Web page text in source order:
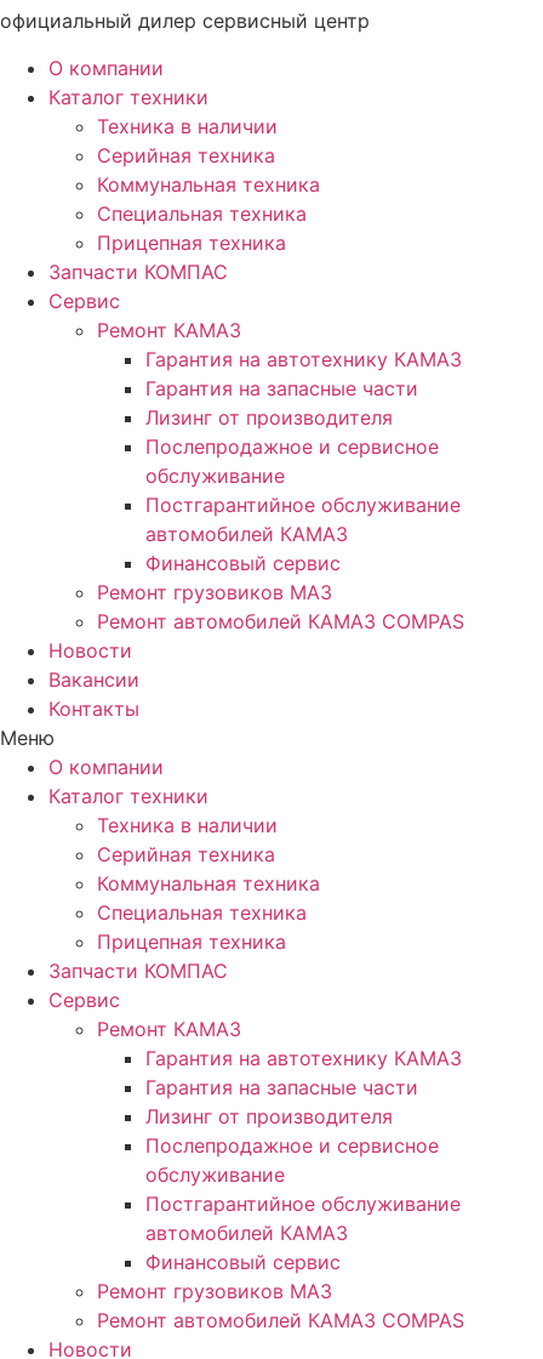
официальный дилер сервисный центр
О компании
Каталог техники
Техника в наличии
Серийная техника
Коммунальная техника
Специальная техника
Прицепная техника
Запчасти КОМПАС
Сервис
Ремонт КАМАЗ
Гарантия на автотехнику КАМАЗ
Гарантия на запасные части
Лизинг от производителя
Послепродажное и сервисное
обслуживание
Постгарантийное обслуживание
автомобилей КАМАЗ
Финансовый сервис
Ремонт грузовиков МАЗ
Ремонт автомобилей КАМАЗ COMPAS
Новости
Вакансии
Контакты
Меню
О компании
Каталог техники
Техника в наличии
Серийная техника
Коммунальная техника
Специальная техника
Прицепная техника
Запчасти КОМПАС
Сервис
Ремонт КАМАЗ
Гарантия на автотехнику КАМАЗ
Гарантия на запасные части
Лизинг от производителя
Послепродажное и сервисное
обслуживание
Постгарантийное обслуживание
автомобилей КАМАЗ
Финансовый сервис
Ремонт грузовиков МАЗ
Ремонт автомобилей КАМАЗ COMPAS
Новости